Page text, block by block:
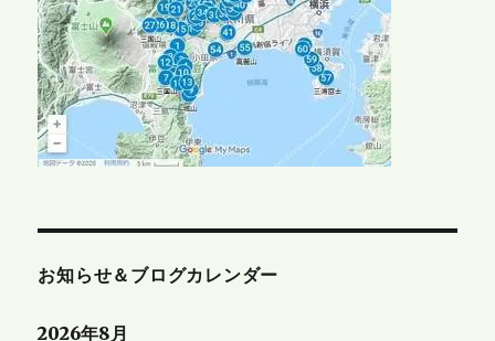
お知らせ＆ブログカレンダー
2026年8月